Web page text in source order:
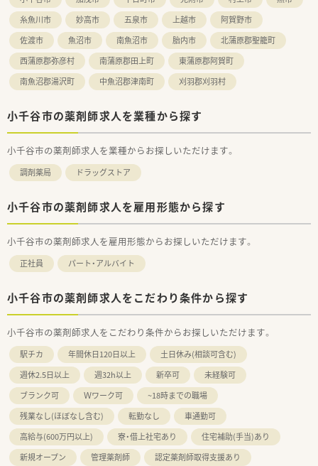
休暇や特別休暇も完備されているため、休息もしっかり取れま
す。
糸魚川市
妙高市 五泉市 上越市
阿賀野市
佐渡市
魚沼市 南魚沼市 胎内市
北蒲原郡聖籠町
西蒲原郡弥彦村
南蒲原郡田上町
東蒲原郡阿賀町
南魚沼郡湯沢町
中魚沼郡津南町 刈羽郡刈羽村
小千谷市の薬剤師求人を業種から探す
小千谷市の薬剤師求人を業種からお探しいただけます。
調剤薬局 ドラッグストア
小千谷市の薬剤師求人を雇用形態から探す
小千谷市の薬剤師求人を雇用形態からお探しいただけます。
正社員 パート・アルバイト
小千谷市の薬剤師求人をこだわり条件から探す
小千谷市の薬剤師求人をこだわり条件からお探しいただけます。
駅チカ 年間休日120日以上
土日休み(相談可含む)
週休2.5日以上
週32h以上 新卒可
未経験可
ブランク可
Ｗワーク可
~18時までの職場
残業なし(ほぼなし含む)
転勤なし
車通勤可
高給与(600万円以上)
寮・借上社宅あり
住宅補助(手当)あり
新規オープン
管理薬剤師
認定薬剤師取得支援あり